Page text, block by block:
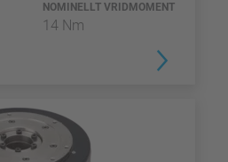
NOMINELLT VRIDMOMENT
14 Nm